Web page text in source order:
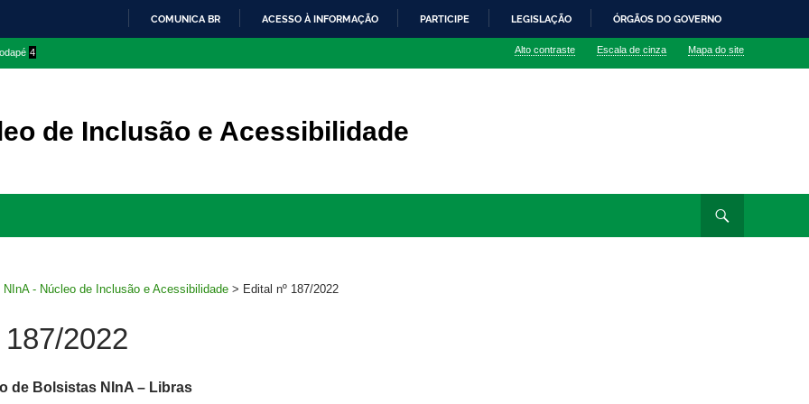
O
COMUNICA BR ACESSO À INFORMAÇÃO PARTICIPE LEGISLAÇÃO ÓRGÃOS DO GOVERNO
4 Alto contraste Escala de cinza Mapa do site
de Inclusão e Acessibilidade
NInA - Núcleo de Inclusão e Acessibilidade > Edital nº 187/2022
187/2022
de Bolsistas NInA – Libras